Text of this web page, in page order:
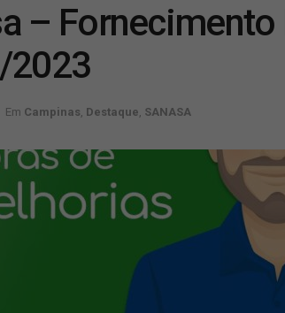
–
Em Campinas Destaque SANASA